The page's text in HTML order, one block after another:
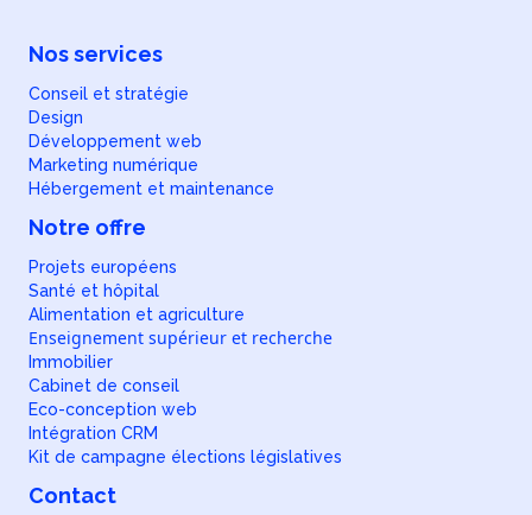
Nos services
Conseil et stratégie
Design
Développement web
Marketing numérique
Hébergement et maintenance
Notre offre
Projets européens
Santé et hôpital
Alimentation et agriculture
Enseignement supérieur et recherche
Immobilier
Cabinet de conseil
Eco-conception web
Intégration CRM
Kit de campagne élections législatives
Contact